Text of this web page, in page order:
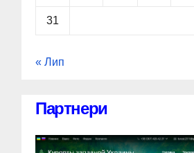
31
« Лип
Партнери